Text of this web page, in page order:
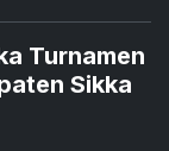
Turnamen
Sikka